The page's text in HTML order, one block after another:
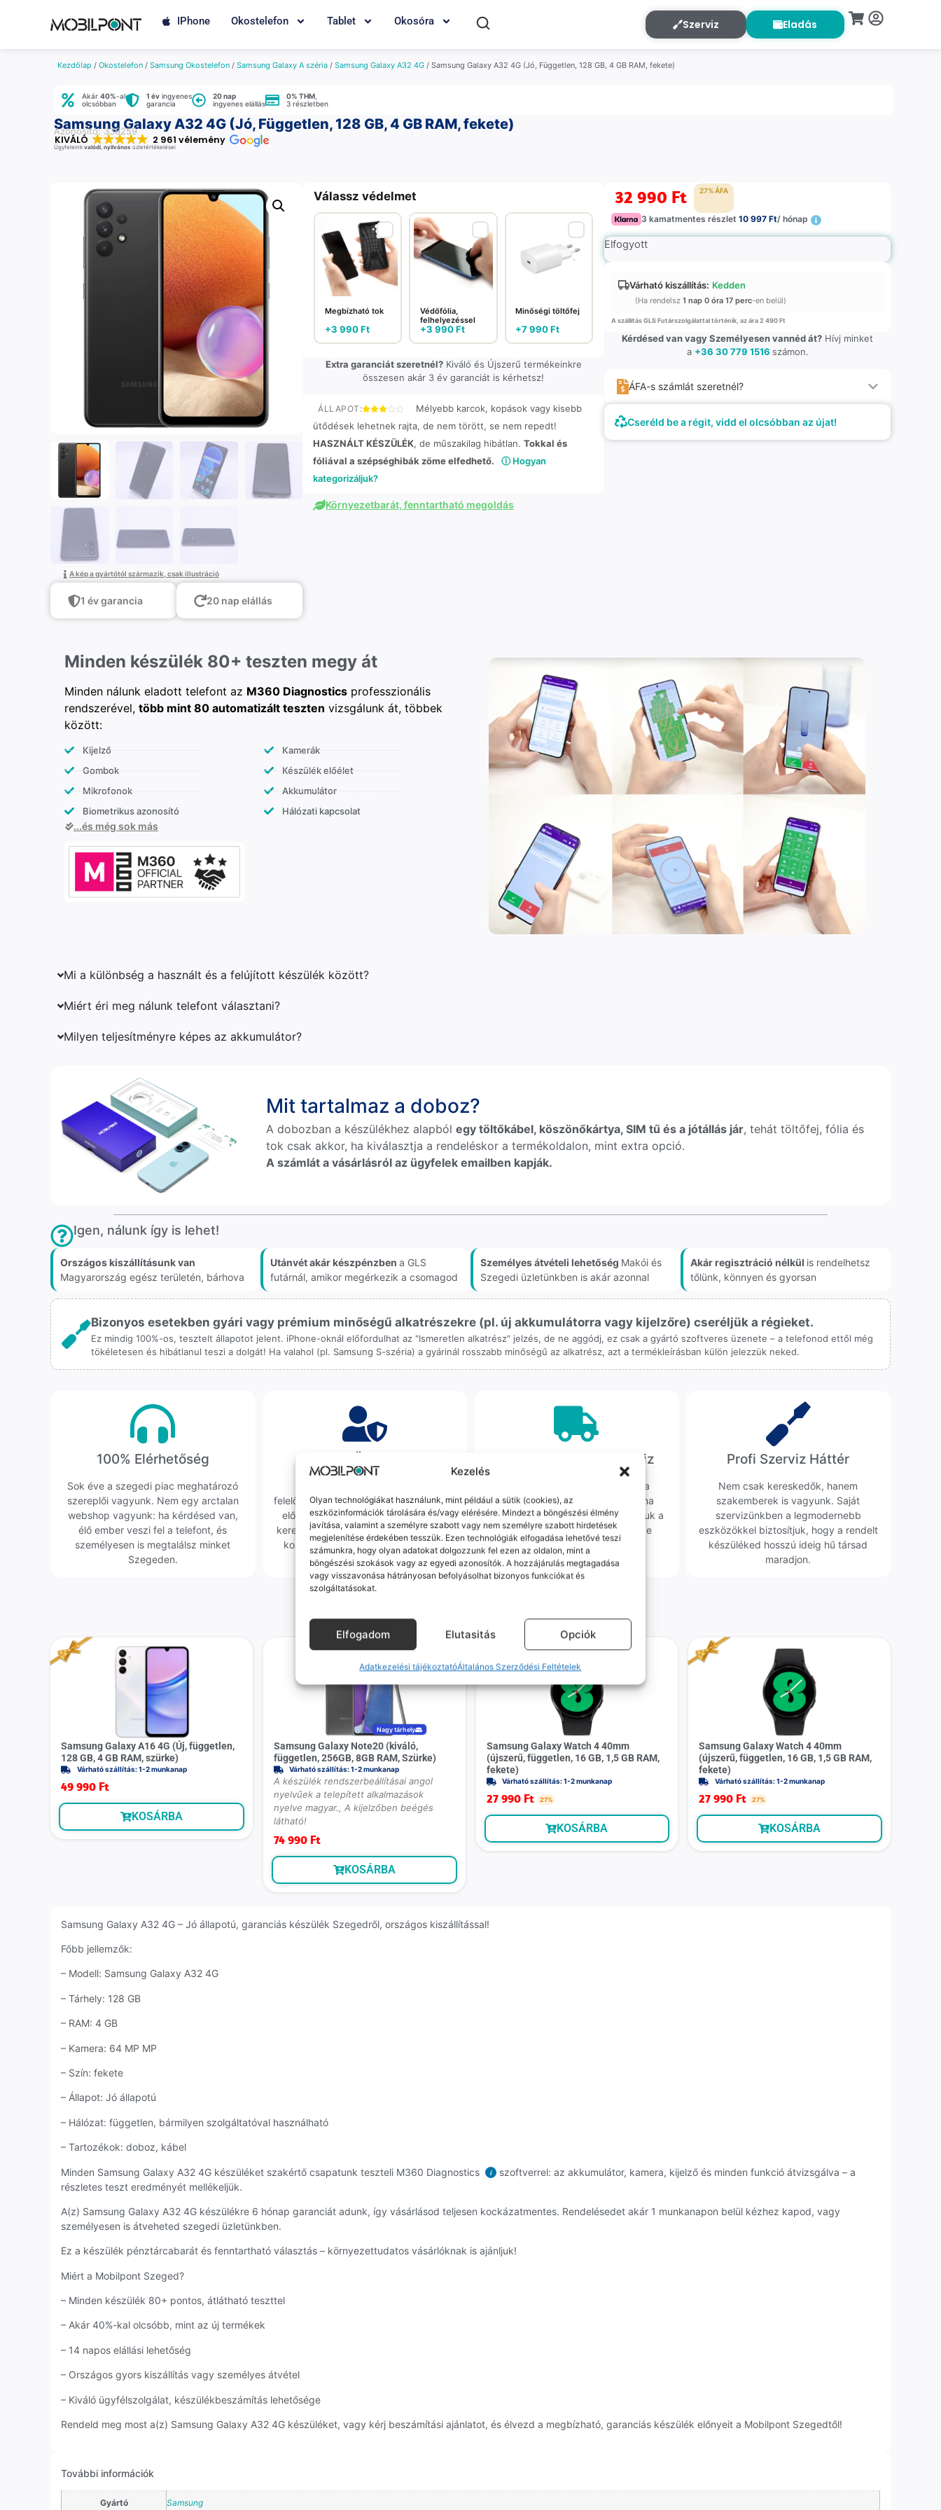
Kezelés
Olyan technológiákat használunk, mint például a sütik (cookies), az
eszközinformációk tárolására és/vagy elérésére. Mindezt a böngészési élmény
javítása, valamint a személyre szabott vagy nem személyre szabott hirdetések
megjelenítése érdekében tesszük. Ezen technológiák elfogadása lehetővé teszi
számunkra, hogy olyan adatokat dolgozzunk fel ezen az oldalon, mint a
böngészési szokások vagy az egyedi azonosítók. A hozzájárulás megtagadása
vagy visszavonása hátrányosan befolyásolhat bizonyos funkciókat és
szolgáltatásokat.
Elfogadom Elutasitás Opciók
Adatkezelési tájékoztatóÁltalános Szerződési Feltételek
IPhone Okostelefon Tablet Okosóra Szerviz Eladás
Kezdőlap / Okostelefon / Samsung Okostelefon / Samsung Galaxy A széria / Samsung Galaxy A32 4G / Samsung Galaxy A32 4G (Jó, Független, 128 GB, 4 GB RAM, fekete)
Akár 40%-al
olcsóbban
1 év ingyenes
garancia
20 nap
ingyenes elállás
0% THM
3 részletben
Samsung Galaxy A32 4G (Jó, Független, 128 GB, 4 GB RAM, fekete)
Azonosító: 336259
KIVÁLÓ 2 961 vélemény
Ügyfeleink valódi, nyilvános üzletértékelései
A kép a gyártótól származik, csak illustráció
1 év garancia 20 nap elállás
Válassz védelmet
Megbízható tok
+3 990Ft
Védőfólia,
felhelyezéssel
+3 990Ft
Minőségi töltőfej
+7 990Ft
Extra garanciát szeretnél?Kiváló és Újszerű termékeinkre
összesen akár 3 év garanciát is kérhetsz!
ÁLLAPOT:
Mélyebb karcok, kopások vagy kisebb
ütődések lehetnek rajta, de nem törött, se nem repedt!
HASZNÁLT KÉSZÜLÉK, de műszakilag hibátlan. Tokkal és
fóliával a szépséghibák zöme elfedhető.
ⓘ Hogyan
kategorizáljuk?
Környezetbarát, fenntartható megoldás
32 990 Ft 27% ÁFA
3 kamatmentes részlet10 997 Ft/ hónap
Elfogyott
Várható kiszállítás: Kedden
(Ha rendelsz1 nap 0 óra 17 perc-en belül)
A szállítás GLS Futárszolgálattal történik, az ára 2 490 Ft
Kérdésed van vagy Személyesen vannéd át? Hívj minket
a +36 30 779 1516 számon.
ÁFA-s számlát szeretnél?
Cseréld be a régit, vidd el olcsóbban az újat!
Minden készülék 80+ teszten megy át
Minden nálunk eladott telefont az M360 Diagnostics professzionális
rendszerével, több mint 80 automatizált teszten vizsgálunk át, többek
között:
Kijelző
Gombok
Mikrofonok
Biometrikus azonosító
Kamerák
Készülék előélet
Akkumulátor
Hálózati kapcsolat
...és még sok más
Mi a különbség a használt és a felújított készülék között?
Miért éri meg nálunk telefont választani?
Milyen teljesítményre képes az akkumulátor?
Mit tartalmaz a doboz?
A dobozban a készülékhez alapbólegy töltőkábel, köszönőkártya, SIM tű és a jótállás jár, tehát töltőfej, fólia és
tok csak akkor, ha kiválasztja a rendeléskor a termékoldalon, mint extra opció.
A számlát a vásárlásról az ügyfelek emailben kapják.
Igen, nálunk így is lehet!
Országos kiszállításunk van
Magyarország egész területén, bárhova
Utánvét akár készpénzben a GLS
futárnál, amikor megérkezik a csomagod
Személyes átvételi lehetőség Makói és
Szegedi üzletünkben is akár azonnal
Akár regisztráció nélkül is rendelhetsz
tőlünk, könnyen és gyorsan
Bizonyos esetekben gyári vagy prémium minőségű alkatrészekre (pl. új akkumulátorra vagy kijelzőre) cseréljük a régieket.
Ez mindig 100%-os, tesztelt állapotot jelent. iPhone-oknál előfordulhat az "Ismeretlen alkatrész" jelzés, de ne aggódj, ez csak a gyártó szoftveres üzenete – a telefonod ettől még
tökéletesen és hibátlanul teszi a dolgát! Ha valahol (pl. Samsung S-széria) a gyárinál rosszabb minőségű az alkatrész, azt a termékleírásban külön jelezzük neked.
100% Elérhetőség
Sok éve a szegedi piac meghatározó
szereplői vagyunk. Nem egy arctalan
webshop vagyunk: ha kérdésed van,
élő ember veszi fel a telefont, és
személyesen is megtalálsz minket
Szegeden.
felelősségvállalás nálunk alap. Ha ritkán
előfordul egy hiba, nem kifogásokat
keresünk, hanem megoldást. Szakértő
kollégáink azonnal kézbe veszik az
ügyedet.
Ingyenes Futár & Szerviz
Ha messze laksz, mi megyünk a
készülékért. Garanciális probléma
esetén küldjük a futárt, bevizsgáljuk a
telefont, és javítva vagy cserélve
küldjük vissza – neked ez 0 Ft
költséggel jár.
Profi Szerviz Háttér
Nem csak kereskedők, hanem
szakemberek is vagyunk. Saját
szervizünkben a legmodernebb
eszközökkel biztosítjuk, hogy a rendelt
készüléked hosszú ideig hű társad
maradjon.
Mások ezeket is megnézték
Samsung Galaxy A16 4G (Új, független,
128 GB, 4 GB RAM, szürke)
Várható szállítás: 1-2 munkanap
49 990 Ft
KOSÁRBA
Nagy tárhely
Samsung Galaxy Note20 (kiváló,
független, 256GB, 8GB RAM, Szürke)
Várható szállítás: 1-2 munkanap
A készülék rendszerbeállításai angol
nyelvűek a telepített alkalmazások
nyelve magyar., A kijelzőben beégés
látható!
74 990 Ft
KOSÁRBA
Samsung Galaxy Watch 4 40mm
(újszerű, független, 16 GB, 1,5 GB RAM,
fekete)
Várható szállítás: 1-2 munkanap
27 990 Ft 27%
KOSÁRBA
Samsung Galaxy Watch 4 40mm
(újszerű, független, 16 GB, 1,5 GB RAM,
fekete)
Várható szállítás: 1-2 munkanap
27 990 Ft 27%
KOSÁRBA
Samsung Galaxy A32 4G – Jó állapotú, garanciás készülék Szegedről, országos kiszállítással!
Főbb jellemzők:
– Modell: Samsung Galaxy A32 4G
– Tárhely: 128 GB
– RAM: 4 GB
– Kamera: 64 MP MP
– Szín: fekete
– Állapot: Jó állapotú
– Hálózat: független, bármilyen szolgáltatóval használható
– Tartozékok: doboz, kábel
Minden Samsung Galaxy A32 4G készüléket szakértő csapatunk teszteli M360 Diagnostics i
szoftverrel: az akkumulátor, kamera, kijelző és minden funkció átvizsgálva – a
részletes teszt eredményét mellékeljük.
A(z) Samsung Galaxy A32 4G készülékre 6 hónap garanciát adunk, így vásárlásod teljesen kockázatmentes. Rendelésedet akár 1 munkanapon belül kézhez kapod, vagy
személyesen is átveheted szegedi üzletünkben.
Ez a készülék pénztárcabarát és fenntartható választás – környezettudatos vásárlóknak is ajánljuk!
Miért a Mobilpont Szeged?
– Minden készülék 80+ pontos, átlátható teszttel
– Akár 40%-kal olcsóbb, mint az új termékek
– 14 napos elállási lehetőség
– Országos gyors kiszállítás vagy személyes átvétel
– Kiváló ügyfélszolgálat, készülékbeszámítás lehetősége
Rendeld meg most a(z) Samsung Galaxy A32 4G készüléket, vagy kérj beszámítási ajánlatot, és élvezd a megbízható, garanciás készülék előnyeit a Mobilpont Szegedtől!
További információk
Gyártó Samsung